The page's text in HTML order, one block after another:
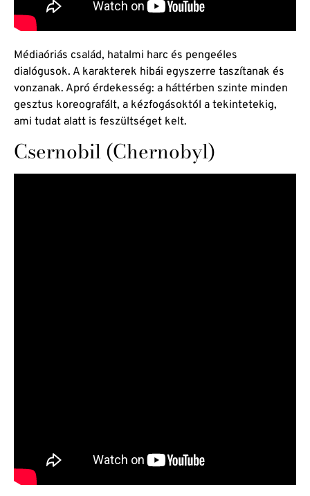
Médiaóriás család, hatalmi harc és pengeéles
dialógusok. A karakterek hibái egyszerre taszítanak és
vonzanak. Apró érdekesség: a háttérben szinte minden
gesztus koreografált, a kézfogásoktól a tekintetekig,
ami tudat alatt is feszültséget kelt.
Csernobil (Chernobyl)